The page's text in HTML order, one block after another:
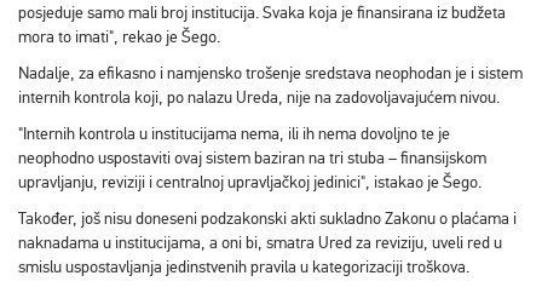
posjeduje samo mali broj institucija. Svaka koja je finansirana iz budžeta
mora to imati", rekao je Šego.
Nadalje, za efikasno i namjensko trošenje sredstava neophodan je i sistem
internih kontrola koji, po nalazu Ureda, nije na zadovoljavajućem nivou.
"Internih kontrola u institucijama nema, ili ih nema dovoljno te je
neophodno uspostaviti ovaj sistem baziran na tri stuba – finansijskom
upravljanju, reviziji i centralnoj upravljačkoj jedinici", istakao je Šego.
Također, još nisu doneseni podzakonski akti sukladno Zakonu o plaćama i
naknadama u institucijama, a oni bi, smatra Ured za reviziju, uveli red u
smislu uspostavljanja jedinstvenih pravila u kategorizaciji troškova.